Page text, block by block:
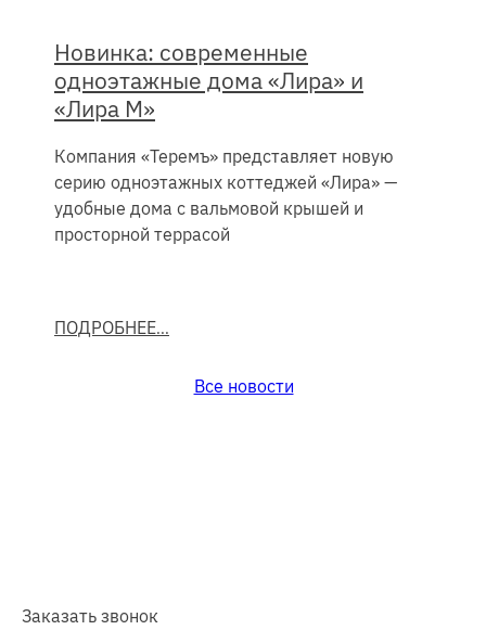
Новинка: современные
одноэтажные дома «Лира» и
«Лира М»
Компания «Теремъ» представляет новую
серию одноэтажных коттеджей «Лира» —
удобные дома с вальмовой крышей и
просторной террасой
ПОДРОБНЕЕ
Все новости
Заказать звонок